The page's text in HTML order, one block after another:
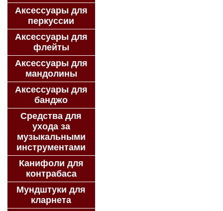
Аксессуары для
перкуссии
Аксессуары для
флейты
Аксессуары для
мандолины
Аксессуары для
банджо
Средства для
ухода за
музыкальными
инструментами
Канифоли для
контрабаса
Мундштуки для
кларнета